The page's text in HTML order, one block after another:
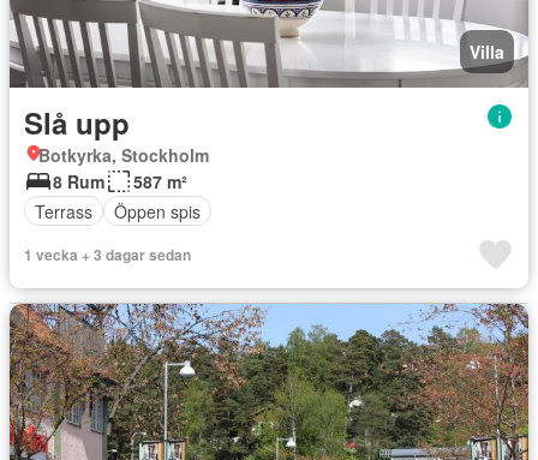
Villa
Slå upp
Botkyrka, Stockholm
8 Rum
587 m²
Terrass
Öppen spis
1 vecka + 3 dagar sedan